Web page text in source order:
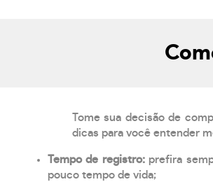
Tome sua decisão de
dicas para você entender
Tempo de registro: prefira
pouco tempo de vida;